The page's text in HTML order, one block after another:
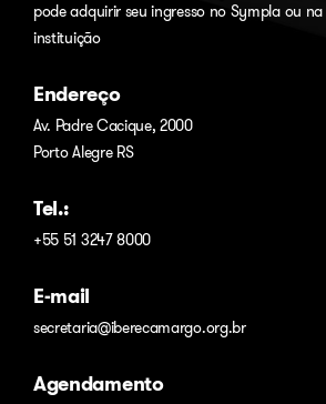
pode adquirir seu ingresso no Symplaou na
instituição
Endereço
Av. Padre Cacique, 2000
Porto Alegre RS
Tel.:
+55 51 3247 8000
E-mail
secretaria@iberecamargo.org.br
Agendamento